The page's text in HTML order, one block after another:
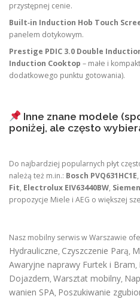
przystępnej cenie.
Built‑in Induction Hob Touch
panelem dotykowym.
Prestige PDIC 3.0 Double
Induction Cooktop – małe i
dodatkowego punktu gotowania).
Inne znane modele
poniżej, ale często
Do najbardziej popularnych płyt
należą też m.in.: Bosch PVQ631HC1E,
Fit, Electrolux EIV63440BW,
propozycje Miele i AEG o większej
Nasz mobilny serwis w Warszawie
Hydrauliczne, Czyszczenie Parą,
Awaryjne naprawy Furtek i Bram,
Dojazdem, Warsztat mobilny,
wanien SPA, Poszukiwanie